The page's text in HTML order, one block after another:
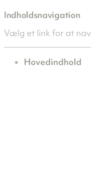
Indholdsnavigation
Vælg et link for at
gå til
Hovedindhold